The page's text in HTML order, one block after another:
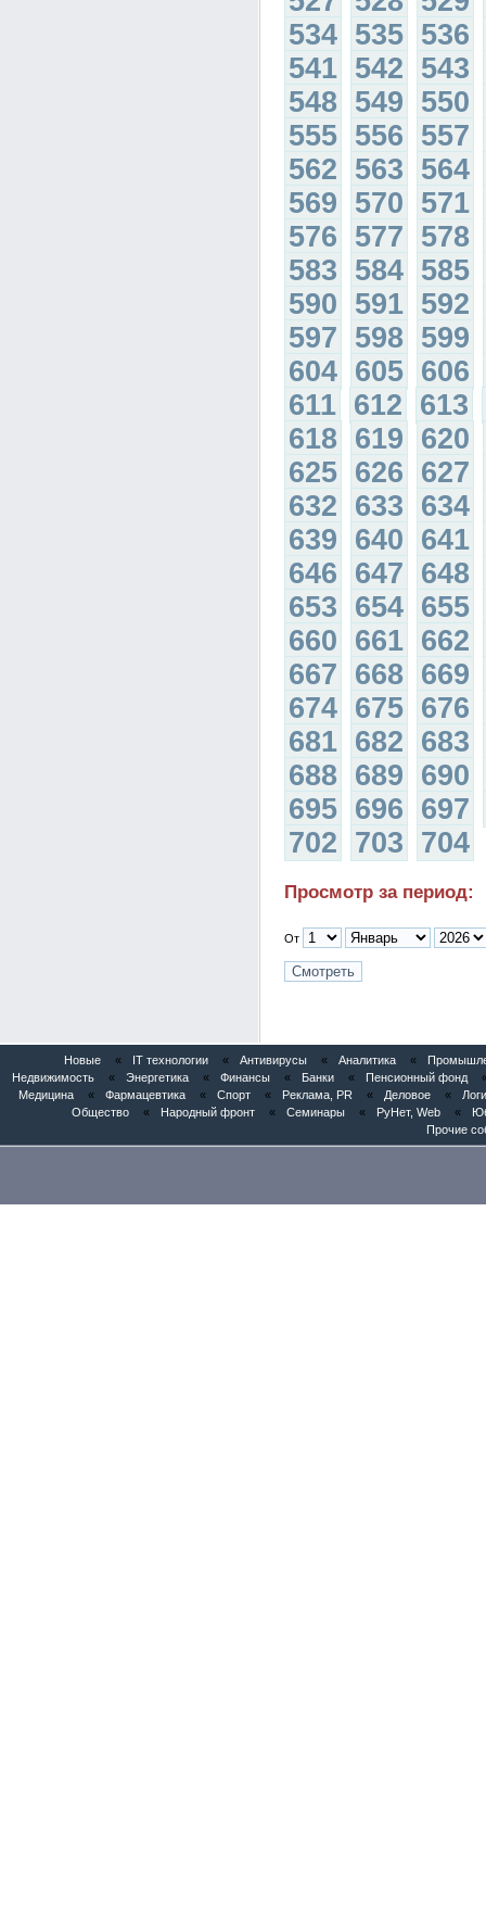
534 535 536
541 542 543
548 549 550
555 556 557
562 563 564
569 570 571
576 577 578
583 584 585
590 591 592
597 598 599
604 605 606
611 612 613
618 619 620
625 626 627
632 633 634
639 640 641
646 647 648
653 654 655
660 661 662
667 668 669
674 675 676
681 682 683
688 689 690
695 696 697
702 703 704
Просмотр за период:
От
Новые « IT технологии « Антивирусы « Аналитика «
Недвижимость
« Энергетика « Финансы « Банки « Пенсионный фонд
Медицина
« Фармацевтика « Спорт « Реклама, PR « Деловое «
Общество
« Народный фронт « Семинары « РуНет, Web «
Прочие